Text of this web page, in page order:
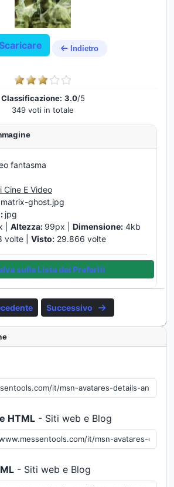
Scaricare Indietro
Classificazione: 3.0/5
349 voti in totale
fantasma
Cine E Video
matrix-ghost.jpg
jpg
| Altezza: 99px | Dimensione: 4kb
volte | Visto: 29.866 volte
sulla Lista dei Preferiti
Successivo
HTML - Siti web e Blog
- Siti web e Blog